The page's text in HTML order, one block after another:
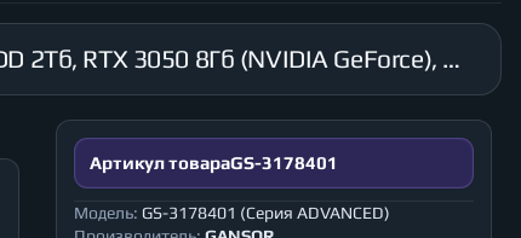
Компьютер GANSOR-3178401 AMD Ryzen 7 5800X 3.8 ГГц, X570, 64Гб 3200 МГц, SSD 120Гб, HDD 2Тб, RTX 3050 8Гб (NVIDIA GeForce), 700Вт, Midi-Tower (Серия ADVANCED)
Артикул товараGS-3178401
Модель: GS-3178401 (Серия ADVANCED)